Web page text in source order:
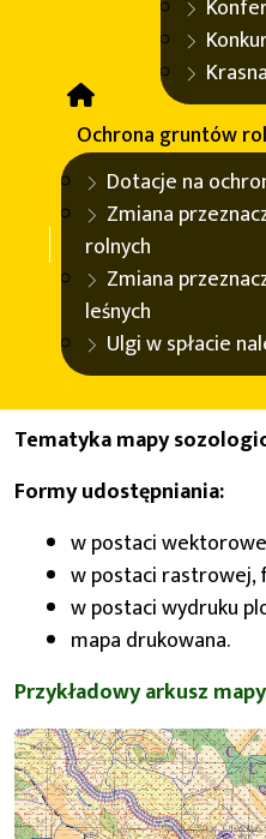
Ochrona gruntów
Dotacje na
Zmiana
rolnych
Zmiana
leśnych
Ulgi w spłacie
ścieków, zrzuty ścieków,
zespoły przyrodniczo-
Treść mapy obejmuje
formy ochrony
degradacja
przeciwdziałanie
formy rekultywacji
Podkład sytuacyjny
Baza danych
Tematyka mapy
Formy udostępniania:
w postaci
w postaci rastrowej,
w postaci wydruku
mapa drukowana.
Przykładowy arkusz